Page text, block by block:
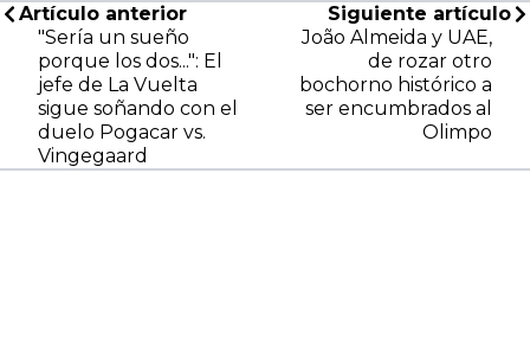
Artículo anterior
"Sería un sueño
porque los dos...": El
jefe de La Vuelta
sigue soñando con el
duelo Pogacar vs.
Vingegaard
Siguiente artículo
João Almeida y UAE,
de rozar otro
bochorno histórico a
ser encumbrados al
Olimpo